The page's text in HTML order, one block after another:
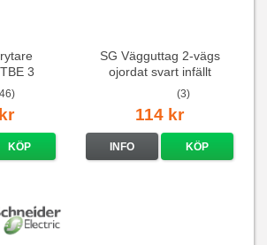
3
KÖP
SG Vägguttag 2-vägs
ojordat svart infällt
16A/250V
(3)
114 kr
INFO KÖP